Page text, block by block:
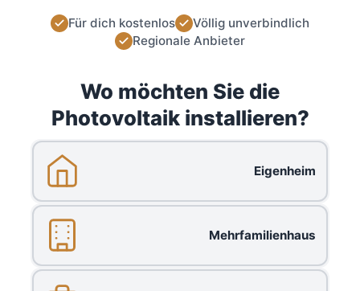
Für dich kostenlos
Völlig unverbindlich
Regionale Anbieter
Wo möchten Sie die
Photovoltaik installieren?
Eigenheim
Mehrfamilienhaus